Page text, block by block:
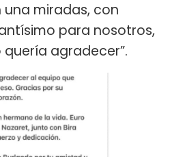
miradas, con
para nosotros,
agradecer”.